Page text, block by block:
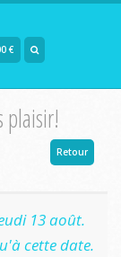
€
plaisir!
Retour
13 août.
cette date.